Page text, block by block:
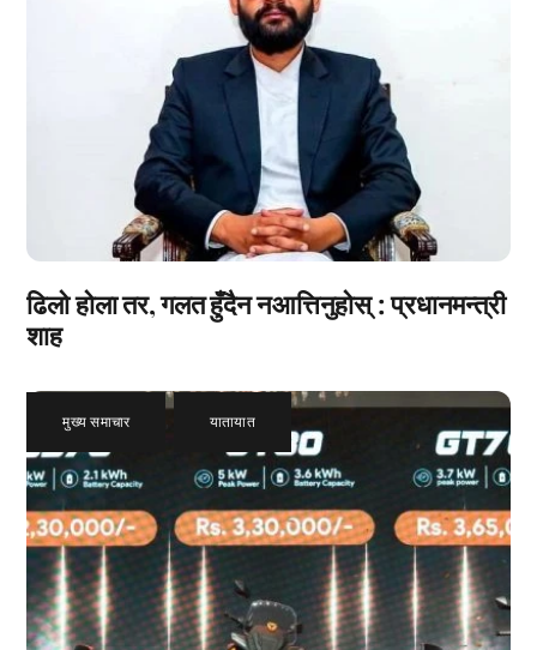
ढिलो होला तर, गलत हुँदैन नआत्तिनुहोस् : प्रधानमन्त्री
शाह
मुख्य समाचार यातायात